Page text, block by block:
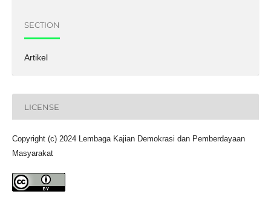
SECTION
Artikel
LICENSE
Copyright (c) 2024 Lembaga Kajian Demokrasi dan Pemberdayaan
Masyarakat